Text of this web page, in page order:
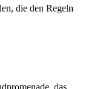
die den Regeln
das